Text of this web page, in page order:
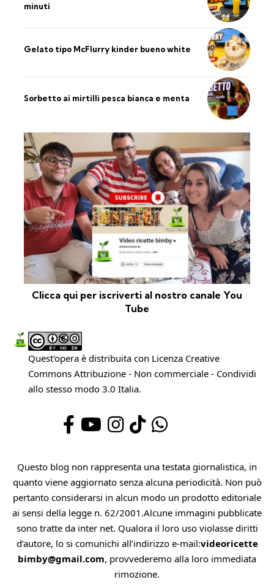
minuti
Gelato tipo McFlurry kinder bueno white
Sorbetto ai mirtilli pesca bianca e menta
Clicca qui per iscriverti al nostro canale You
Tube
Quest'opera è distribuita con Licenza Creative
Commons Attribuzione - Non commerciale - Condividi
allo stesso modo 3.0 Italia.
Questo blog non rappresenta una testata giornalistica, in
quanto viene aggiornato senza alcuna periodicità. Non può
pertanto considerarsi in alcun modo un prodotto editoriale
ai sensi della legge n. 62/2001.Alcune immagini pubblicate
sono tratte da inter net. Qualora il loro uso violasse diritti
d’autore, lo si comunichi all’indirizzo e-mail:videoricette
bimby@gmail.com, provvederemo alla loro immediata
rimozione.